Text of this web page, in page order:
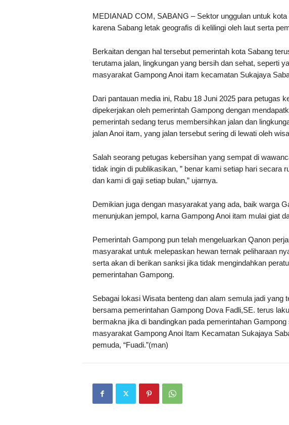
MEDIANAD COM, SABANG – Sektor unggulan untuk
karena Sabang letak geografis di kelilingi oleh laut serta
Berkaitan dengan hal tersebut pemerintah kota Sabang
terutama jalan, lingkungan yang bersih dan sehat, seperti
masyarakat Gampong Anoi itam kecamatan Sukajaya
Dari pantauan media ini, Rabu 18 Juni 2025 para petugas
dipekerjakan oleh pemerintah Gampong dengan
pemerintah sedang terus membersihkan jalan dan
jalan Anoi itam, yang jalan tersebut sering di lewati oleh
Salah seorang petugas kebersihan yang sempat di
tidak ingin di publikasikan, ” benar kami setiap hari secara
dan kami di gaji setiap bulan,” ujarnya.
Demikian juga dengan masyarakat yang ada, baik warga
menunjukan jempol, karna Gampong Anoi itam mulai giat
Pemerintah Gampong pun telah mengeluarkan Qanon
masyarakat untuk melepaskan hewan ternak peliharaan
serta akan di berikan sanksi jika tidak mengindahkan
pemerintahan Gampong.
Sebagai lokasi Wisata benteng dan alam semula jadi yang
bersama pemerintahan Gampong Dova Fadli,SE. terus
bermakna jika di bandingkan pada pemerintahan
masyarakat Gampong Anoi Itam Kecamatan Sukajaya
pemuda, “Fuadi.”(man)